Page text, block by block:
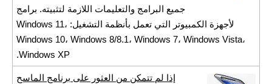
جميع البرامج والتعليمات اللازمة لتثبيته. برامج
لأجهزة الكمبيوتر التي تعمل بأنظمة التشغيل: Windows 11،
Windows 10، Windows 8/8.1، Windows 7، Windows Vista،
Windows XP.
إذا لم تتمكن من العثور على برنامج الماسح